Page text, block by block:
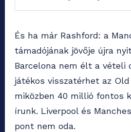
És ha már Rashford: a
támadójának jövője újra
Barcelona nem élt a vételi
játékos visszatérhet az
miközben 40 millió fontos
írunk. Liverpool és
pont nem oda.